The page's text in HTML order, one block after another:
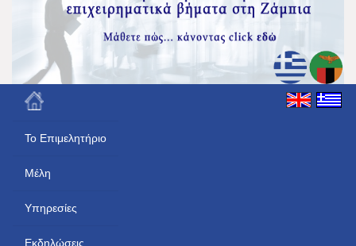
Το Eπιμελητήριο
Μέλη
Υπηρεσίες
Εκδηλώσεις